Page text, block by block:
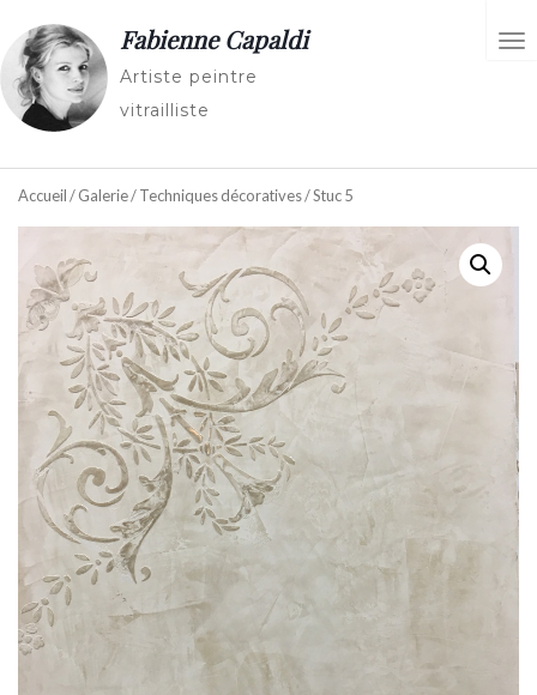
Fabienne Capaldi
Artiste peintre
vitrailliste
Accueil/Galerie/Techniques décoratives/ Stuc 5